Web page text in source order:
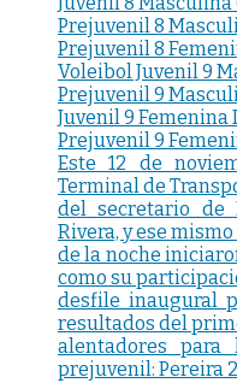
Prejuvenil 8
Prejuvenil 8
Voleibol Juvenil 9
Prejuvenil 9
Juvenil 9 Femenina
Prejuvenil 9
Este 12 de
Terminal de
del secretario de
Rivera, y ese
de la noche
como su
desfile inaugural
resultados del
alentadores
prejuvenil: Pereira